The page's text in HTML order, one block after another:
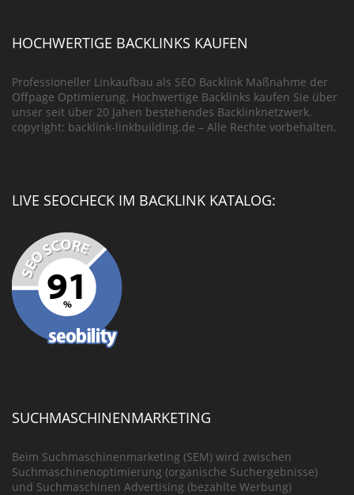
HOCHWERTIGE BACKLINKS KAUFEN
Professioneller Linkaufbau als SEO Backlink Maßnahme der
Offpage Optimierung. Hochwertige Backlinks kaufen Sie über
unser seit über 20 Jahen bestehendes Backlinknetzwerk.
copyright: backlink-linkbuilding.de – Alle Rechte vorbehalten.
LIVE SEOCHECK IM BACKLINK KATALOG:
SUCHMASCHINENMARKETING
Beim Suchmaschinenmarketing (SEM) wird zwischen
Suchmaschinenoptimierung (organische Suchergebnisse)
und Suchmaschinen Advertising (bezahlte Werbung)